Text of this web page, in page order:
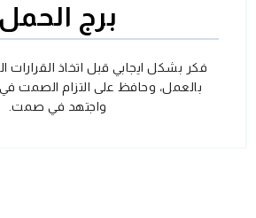
برج الحمل
فكر بشكل ايجابي قبل اتخاذ القرارات
بالعمل، وحافظ على التزام الصمت في
واجتهد في صمت.